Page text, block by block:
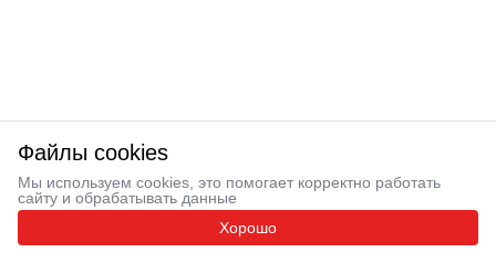
Файлы cookies
Мы используем cookies, это помогает корректно работать
сайту и обрабатывать данные
Хорошо